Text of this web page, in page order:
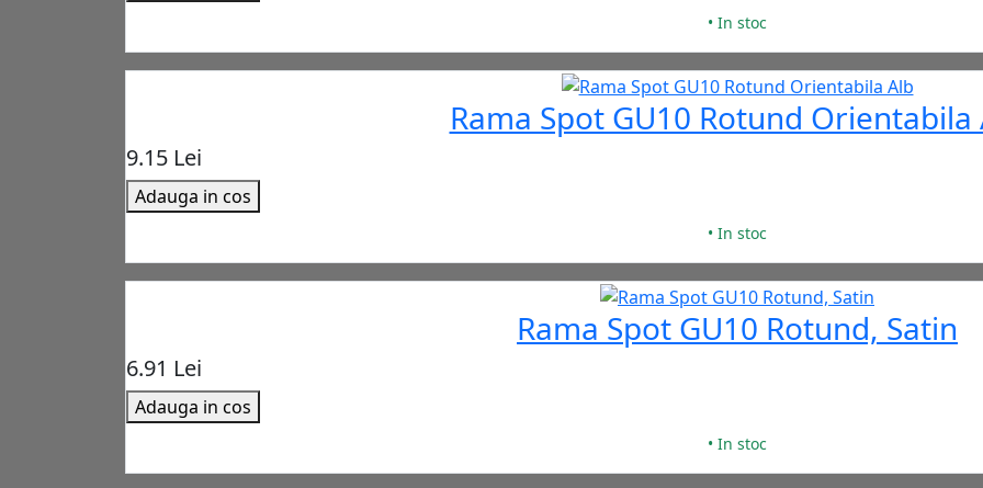
• In stoc
Rama Spot GU10 Rotund Orientabila
9.15 Lei
Adauga in cos
• In stoc
Rama Spot GU10 Rotund, Satin
6.91 Lei
Adauga in cos
• In stoc